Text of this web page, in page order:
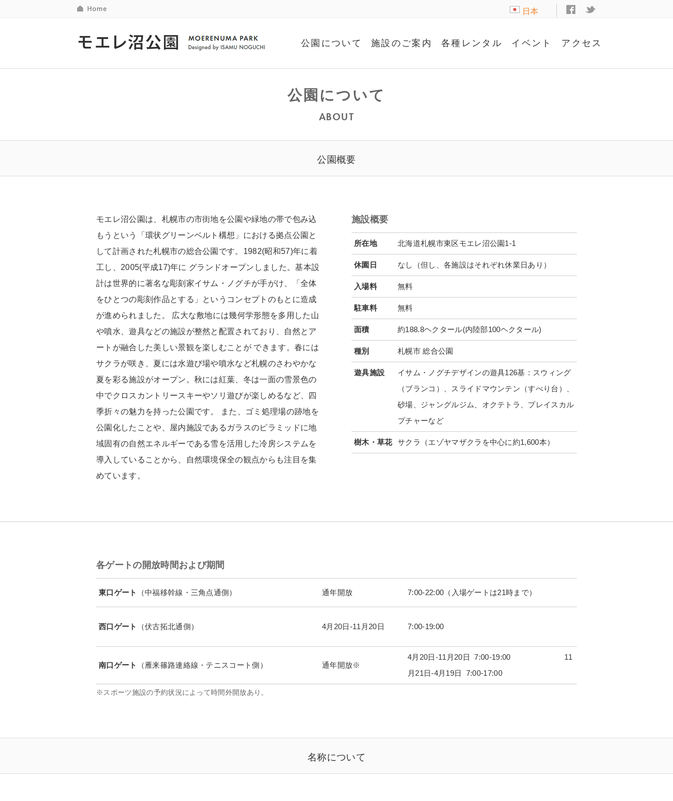
日本
公園について 施設のご案内 各種レンタル イベント アクセス
公園について
ABOUT
公園概要
モエレ沼公園は、札幌市の市街地を公園や緑地の帯で包み込
もうという「環状グリーンベルト構想」における拠点公園と
して計画された札幌市の総合公園です。1982(昭和57)年に着
工し、2005(平成17)年に グランドオープンしました。基本設
計は世界的に著名な彫刻家イサム・ノグチが手がけ、「全体
をひとつの彫刻作品とする」というコンセプトのもとに造成
が進められました。 広大な敷地には幾何学形態を多用した山
や噴水、遊具などの施設が整然と配置されており、自然とア
ートが融合した美しい景観を楽しむことが できます。春には
サクラが咲き、夏には水遊び場や噴水など札幌のさわやかな
夏を彩る施設がオープン。秋には紅葉、冬は一面の雪景色の
中でクロスカントリースキーやソリ遊びが楽しめるなど、四
季折々の魅力を持った公園です。 また、ゴミ処理場の跡地を
公園化したことや、屋内施設であるガラスのピラミッドに地
域固有の自然エネルギーである雪を活用した冷房システムを
導入していることから、自然環境保全の観点からも注目を集
めています。
施設概要
所在地 北海道札幌市東区モエレ沼公園1-1
休園日 なし（但し、各施設はそれぞれ休業日あり）
入場料 無料
駐車料 無料
面積 約188.8ヘクタール(内陸部100ヘクタール)
種別 札幌市 総合公園
遊具施設
イサム・ノグチデザインの遊具126基：スウィング
（ブランコ）、スライドマウンテン（すべり台）、
砂場、ジャングルジム、オクテトラ、プレイスカル
プチャーなど
樹木・草花 サクラ（エゾヤマザクラを中心に約1,600本）
各ゲートの開放時間および期間
東口ゲート （中福移幹線・三角点通側） 通年開放 7:00-22:00（入場ゲートは21時まで）
西口ゲート （伏古拓北通側） 4月20日-11月20日 7:00-19:00
南口ゲート （雁来篠路連絡線・テニスコート側） 通年開放※
4月20日-11月20日 7:00-19:00 11
月21日-4月19日 7:00-17:00
※スポーツ施設の予約状況によって時間外開放あり。
名称について